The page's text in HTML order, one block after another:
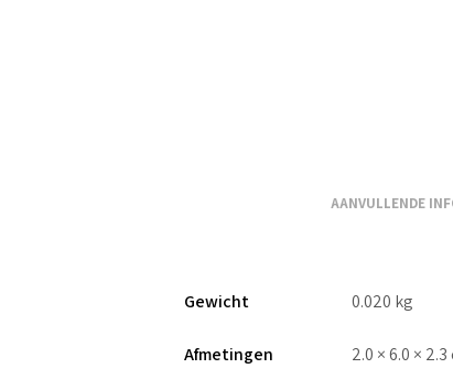
AANVULLENDE
Gewicht 0.020 kg
Afmetingen 2.0 × 6.0 × 2.3